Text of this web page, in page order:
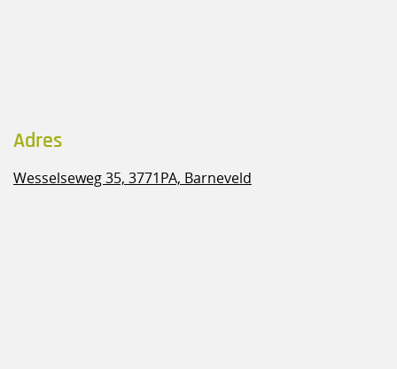
Adres
Wesselseweg 35, 3771PA, Barneveld